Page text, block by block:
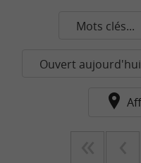
Mots clés...
Ouvert aujourd'hui